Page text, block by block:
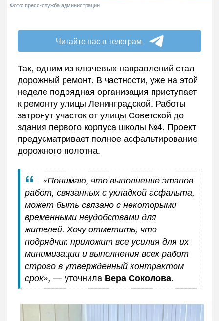
Фото: пресс-служба администрации
Читайте нас в телеграм
Так, одним из ключевых направлений стал
дорожный ремонт. В частности, уже на этой
неделе подрядная организация приступает
к ремонту улицы Ленинградской. Работы
затронут участок от улицы Советской до
здания первого корпуса школы №4. Проект
предусматривает полное асфальтирование
дорожного полотна.
«Понимаю, что выполнение этапов
работ, связанных с укладкой асфальта,
может быть связано с некоторыми
временными неудобствами для
жителей. Хочу отметить, что
подрядчик приложит все усилия для их
минимизации и выполнения всех работ
строго в утвержденный контрактом
срок», — уточнила Вера Соколова.